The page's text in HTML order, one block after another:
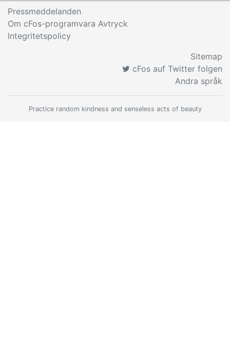
Pressmeddelanden
Om cFos-programvara Avtryck
Integritetspolicy
Sitemap
cFos auf Twitter folgen
Andra språk
Practice random kindness and senseless acts of beauty